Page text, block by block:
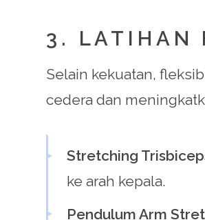
3. LATIHAN
Selain kekuatan,
cedera dan
Stretching
ke arah kepala.
Pendulum Arm